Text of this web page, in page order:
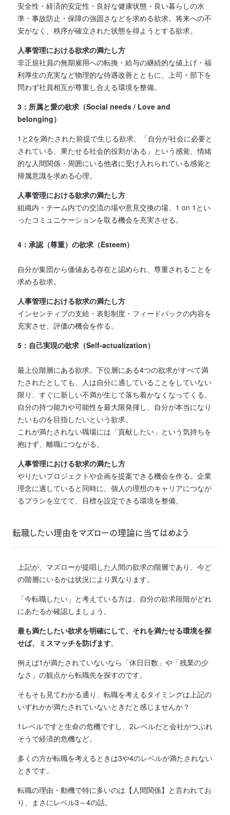
安全性・経済的安定性・良好な健康状態・良い暮らしの水
準・事故防止・保障の強固さなどを求める欲求。将来への不
安がなく、秩序が確立された状態を得ようとする欲求。
人事管理における欲求の満たし方
非正規社員の無期雇用への転換・給与の継続的な値上げ・福
利厚生の充実など物理的な待遇改善とともに、上司・部下を
問わず社員相互が尊重し合える環境を整備。
3：所属と愛の欲求（Social needs / Love and
belonging）
1と2を満たされた前提で生じる欲求。「自分が社会に必要と
されている、果たせる社会的役割がある」という感覚、情緒
的な人間関係・周囲にいる他者に受け入れられている感覚と
帰属意識を求める心理。
人事管理における欲求の満たし方
組織内・チーム内での交流の場や意見交換の場、1 on 1とい
ったコミュニケーションを取る機会を充実させる。
4：承認（尊重）の欲求（Esteem）
自分が集団から価値ある存在と認められ、尊重されることを
求める欲求。
人事管理における欲求の満たし方
インセンティブの支給・表彰制度・フィードバックの内容を
充実させ、評価の機会を作る。
5：自己実現の欲求（Self-actualization）
最上位階層にある欲求。下位層にある4つの欲求がすべて満
たされたとしても、人は自分に適していることをしていない
限り、すぐに新しい不満が生じて落ち着かなくなってくる。
自分の持つ能力や可能性を最大限発揮し、自分が本当になり
たいものを目指したいという欲求。
これが満たされない職場には「貢献したい」という気持ちを
抱けず、離職につながる。
人事管理における欲求の満たし方
やりたいプロジェクトや企画を提案できる機会を作る。企業
理念に適していると同時に、個人の理想のキャリアにつなが
るプランを立てて、目標を設定できる環境を整備。
転職したい理由をマズローの理論に当てはめよう
上記が、マズローが提唱した人間の欲求の階層であり、今ど
の階層にいるかは状況により異なります。
「今転職したい」と考えている方は、自分の欲求段階がどれ
にあたるか確認しましょう。
最も満たしたい欲求を明確にして、それを満たせる環境を探
せば、ミスマッチを防げます。
例えば1が満たされていないなら「休日日数」や「残業の少
なさ」の観点から転職先を探すのです。
そもそも見てわかる通り、転職を考えるタイミングは上記の
いずれかが満たされていないときだと感じませんか？
1レベルですと生命の危機ですし、2レベルだと会社がつぶれ
そうで経済的危機など。
多くの方が転職を考えるときは3や4のレベルが満たされない
ときです。
転職の理由・動機で特に多いのは【人間関係】と言われてお
り、まさにレベル3～4の話。